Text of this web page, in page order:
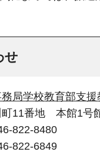
せ
局学校教育部支援
町11番地 本館1号
822-8480
822-6849